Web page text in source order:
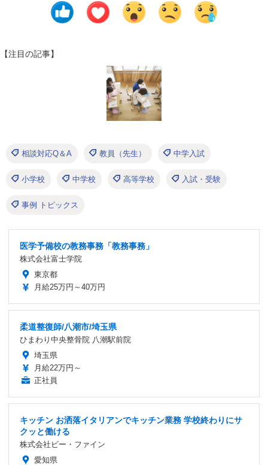
【注目の記事】
相談対応Q＆A 教員（先生） 中学入試
小学校 中学校 高等学校 入試・受験
事例 トピックス
医学予備校の教務事務「教務事務」
株式会社富士学院
東京都
月給25万円～40万円
柔道整復師/八潮市/埼玉県
ひまわり中央整骨院 八潮駅前院
埼玉県
月給22万円～
正社員
キッチン お洒落イタリアンでキッチン業務 学校終わりにサ
クッと働ける
株式会社ビー・ファイン
愛知県